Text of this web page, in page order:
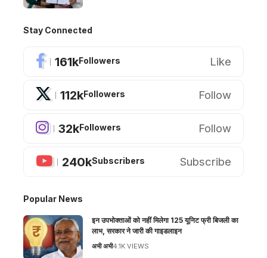
Stay Connected
161kFollowers Like
112kFollowers Follow
32kFollowers Follow
240kSubscribers Subscribe
Popular News
इन उपभोक्ताओं को नहीं मिलेगा 125 यूनिट फ्री बिजली का
लाभ, सरकार ने जारी की गाइडलाइन
अभी अभी4.1K VIEWS